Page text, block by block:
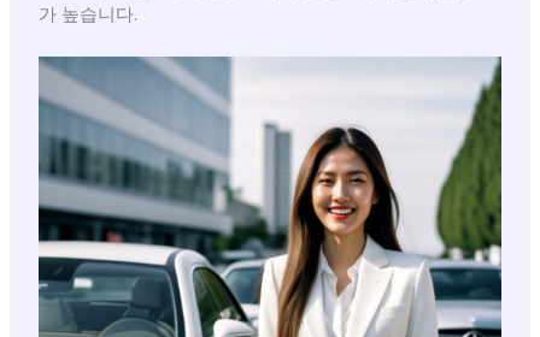
가 높습니다.